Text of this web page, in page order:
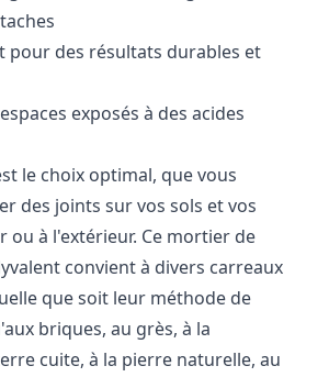
pour des résultats durables et
exposés à des acides
le choix optimal, que vous
des joints sur vos sols et vos
ou à l'extérieur. Ce mortier de
convient à divers carreaux
que soit leur méthode de
briques, au grès, à la
cuite, à la pierre naturelle, au